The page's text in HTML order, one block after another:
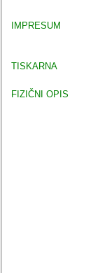
IMPRESUM
TISKARNA
FIZIČNI OPIS